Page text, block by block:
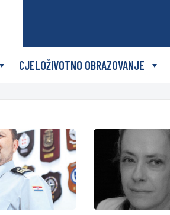
CJELOŽIVOTNO OBRAZOVANJE